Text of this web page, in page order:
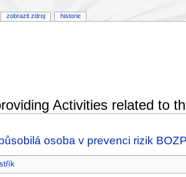
Activities related to
osoba v prevenci rizik BOZP
zobrazit zdroj historie